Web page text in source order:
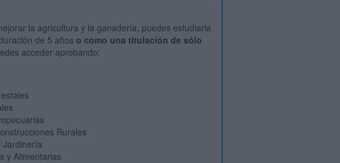
la agricultura y la ganadería, puedes estudiarla
de 5 años o como una titulación de sólo
acceder aprobando:
Rurales
Jardinería
y Alimentarias